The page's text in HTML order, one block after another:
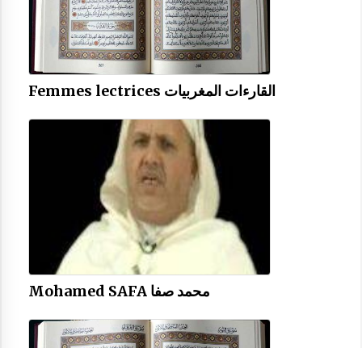
Femmes lectrices القارءات المغربيات
Mohamed SAFA محمد صفا